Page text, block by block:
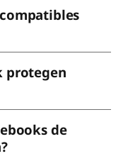
protegen
de